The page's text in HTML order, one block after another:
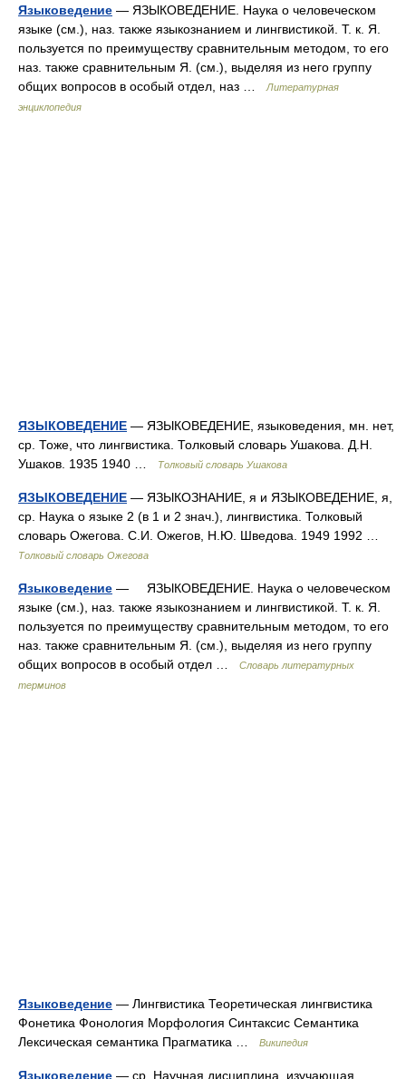
Языковедение — ЯЗЫКОВЕДЕНИЕ. Наука о человеческом
языке (см.), наз. также языкознанием и лингвистикой. Т. к. Я.
пользуется по преимуществу сравнительным методом, то его
наз. также сравнительным Я. (см.), выделяя из него группу
общих вопросов в особый отдел, наз …
Литературная
энциклопедия
ЯЗЫКОВЕДЕНИЕ — ЯЗЫКОВЕДЕНИЕ, языковедения, мн. нет,
ср. Тоже, что лингвистика. Толковый словарь Ушакова. Д.Н.
Ушаков. 1935 1940 …
Толковый словарь Ушакова
ЯЗЫКОВЕДЕНИЕ — ЯЗЫКОЗНАНИЕ, я и ЯЗЫКОВЕДЕНИЕ, я,
ср. Наука о языке 2 (в 1 и 2 знач.), лингвистика. Толковый
словарь Ожегова. С.И. Ожегов, Н.Ю. Шведова. 1949 1992 …
Толковый словарь Ожегова
Языковедение — ЯЗЫКОВЕДЕНИЕ. Наука о человеческом
языке (см.), наз. также языкознанием и лингвистикой. Т. к. Я.
пользуется по преимуществу сравнительным методом, то его
наз. также сравнительным Я. (см.), выделяя из него группу
общих вопросов в особый отдел …
Словарь литературных
терминов
Языковедение — Лингвистика Теоретическая лингвистика
Фонетика Фонология Морфология Синтаксис Семантика
Лексическая семантика Прагматика …
Википедия
Языковедение — ср. Научная дисциплина, изучающая